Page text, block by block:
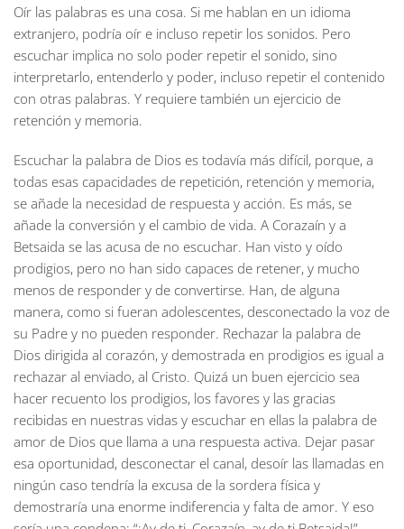
Oír las palabras es una cosa. Si me hablan en un idioma
extranjero, podría oír e incluso repetir los sonidos. Pero
escuchar implica no solo poder repetir el sonido, sino
interpretarlo, entenderlo y poder, incluso repetir el contenido
con otras palabras. Y requiere también un ejercicio de
retención y memoria.
Escuchar la palabra de Dios es todavía más difícil, porque, a
todas esas capacidades de repetición, retención y memoria,
se añade la necesidad de respuesta y acción. Es más, se
añade la conversión y el cambio de vida. A Corazaín y a
Betsaida se las acusa de no escuchar. Han visto y oído
prodigios, pero no han sido capaces de retener, y mucho
menos de responder y de convertirse. Han, de alguna
manera, como si fueran adolescentes, desconectado la voz de
su Padre y no pueden responder. Rechazar la palabra de
Dios dirigida al corazón, y demostrada en prodigios es igual a
rechazar al enviado, al Cristo. Quizá un buen ejercicio sea
hacer recuento los prodigios, los favores y las gracias
recibidas en nuestras vidas y escuchar en ellas la palabra de
amor de Dios que llama a una respuesta activa. Dejar pasar
esa oportunidad, desconectar el canal, desoír las llamadas en
ningún caso tendría la excusa de la sordera física y
demostraría una enorme indiferencia y falta de amor. Y eso